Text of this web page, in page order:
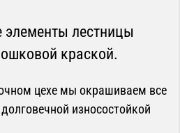
элементы лестницы
краской.
цехе мы окрашиваем все
износостойкой